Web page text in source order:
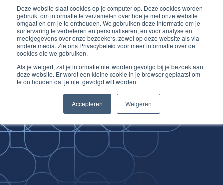
Deze website slaat cookies op je computer op. Deze cookies worden
gebruikt om informatie te verzamelen over hoe je met onze website
omgaat en om je te onthouden. We gebruiken deze informatie om je
surfervaring te verbeteren en personaliseren, en voor analyse en
meetgegevens over onze bezoekers, zowel op deze website als via
andere media. Zie ons Privacybeleid voor meer informatie over de
cookies die we gebruiken.
Als je weigert, zal je informatie niet worden gevolgd bij je bezoek aan
deze website. Er wordt een kleine cookie in je browser geplaatst om
te onthouden dat je niet gevolgd wilt worden.
Accepteren Weigeren
Inloggen account
Ga
naar
de
inhoud
Improving
Medical Skills